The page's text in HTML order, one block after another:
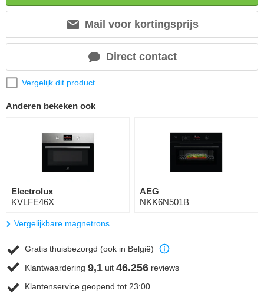
Mail voor kortingsprijs
Direct contact
Vergelijk dit product
Anderen bekeken ook
Electrolux
KVLFE46X
AEG
NKK6N501B
Vergelijkbare magnetrons
Gratis thuisbezorgd (ook in België)
Klantwaardering 9,1 uit 46.256 reviews
Klantenservice geopend tot 23:00